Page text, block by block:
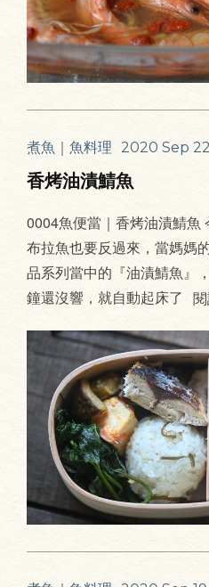
煮魚｜魚料理 2020 Sep 22
香烤油漬鯖魚
0004魚便當｜香烤油漬鯖魚
布拉魚也要反過來，當媽媽
品系列當中的『油漬鯖魚』
鐘還沒響，就自動起床了